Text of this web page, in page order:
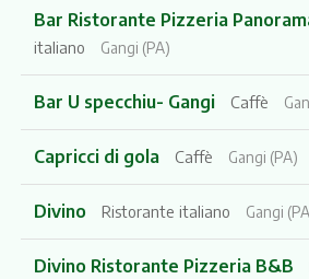
Bar Ristorante Pizzeria
italiano
Gangi (PA)
Bar U specchiu- Gangi Caffè
Capricci di gola Caffè Gangi (PA)
Divino Ristorante italiano Gangi
Divino Ristorante Pizzeria B&B